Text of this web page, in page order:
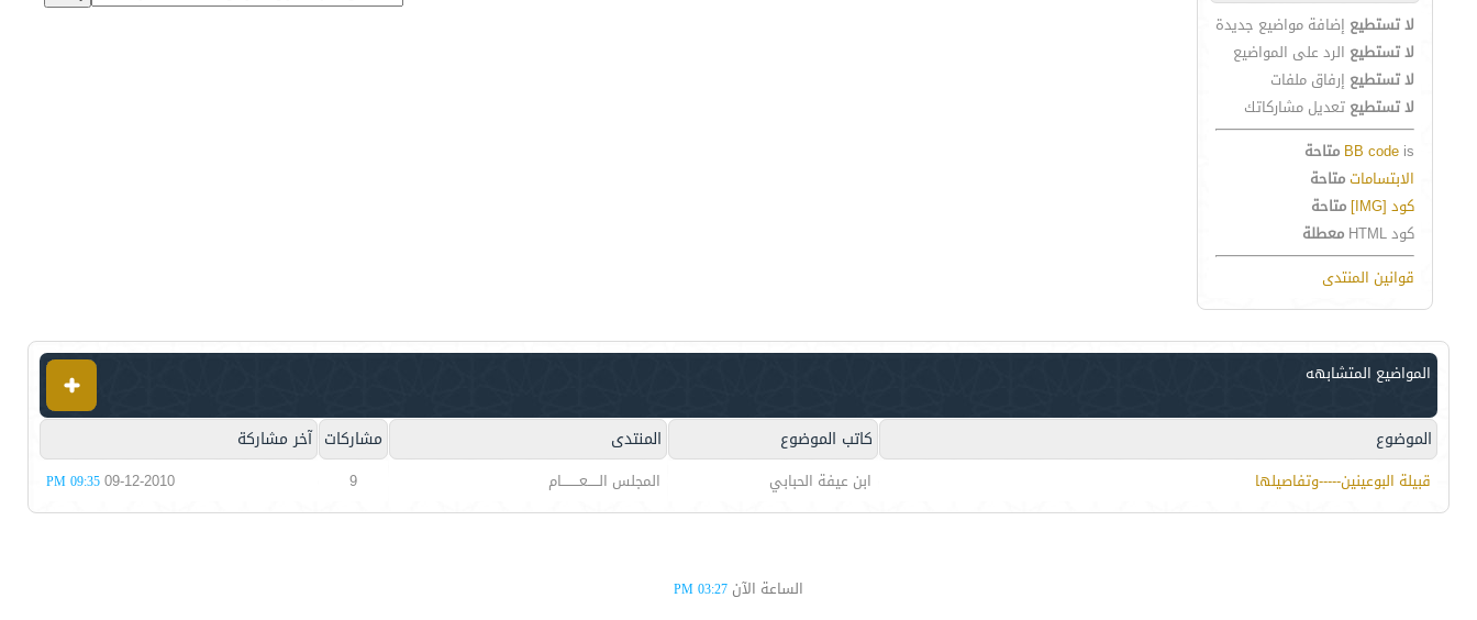
لا تستطيع إضافة مواضيع جديدة
لا تستطيع الرد على المواضيع
لا تستطيع إرفاق ملفات
لا تستطيع تعديل مشاركاتك
BB code is
متاحة
الابتساماتمتاحة
كود [IMG]
متاحة
كود HTML
معطلة
قوانين المنتدى
المواضيع المتشابهه
الموضوع كاتب الموضوع المنتدى مشاركات آخر مشاركة
قبيلة البوعينين-----وتفاصيلها ابن عيفة الحبابي المجلس الـــــعــــــــام 9
09-12-2010
09:35 PM
الساعة الآن 03:27 PM